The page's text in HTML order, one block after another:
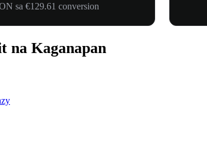
sa €129.61 conversion
na Kaganapan